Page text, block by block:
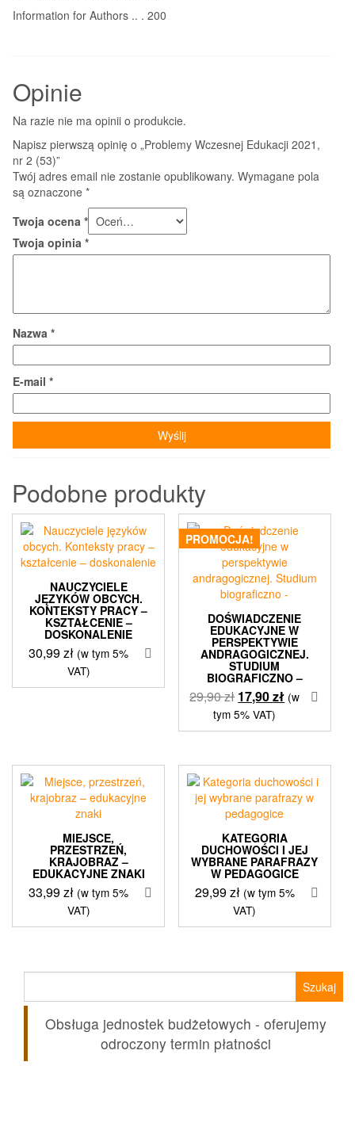
Information for Authors .. . 200
Opinie
Na razie nie ma opinii o produkcie.
Napisz pierwszą opinię o „Problemy Wczesnej Edukacji 2021,
nr 2 (53)”
Twój adres email nie zostanie opublikowany. Wymagane pola
są oznaczone *
Twoja ocena *
Twoja opinia *
Nazwa *
E-mail *
Podobne produkty
NAUCZYCIELE
JĘZYKÓW OBCYCH.
KONTEKSTY PRACY –
KSZTAŁCENIE –
DOSKONALENIE
30,99zł (w tym 5%
VAT)
PROMOCJA!
DOŚWIADCZENIE
EDUKACYJNE W
PERSPEKTYWIE
ANDRAGOGICZNEJ.
STUDIUM
BIOGRAFICZNO –
29,90zł Pierwotna
cena
wynosiła:
17,90złAktualna
wynosi:
(w
tym 5% VAT)
MIEJSCE,
PRZESTRZEŃ,
KRAJOBRAZ –
EDUKACYJNE ZNAKI
33,99zł (w tym 5%
VAT)
KATEGORIA
DUCHOWOŚCI I JEJ
WYBRANE PARAFRAZY
W PEDAGOGICE
29,99zł (w tym 5%
VAT)
Obsługa jednostek budżetowych - oferujemy
odroczony termin płatności